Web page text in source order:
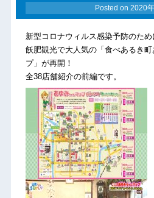
Posted on 2020
新型コロナウィルス感染予防のた
飫肥観光で大人気の「食べあるき
プ」が再開！
全38店舗紹介の前編です。